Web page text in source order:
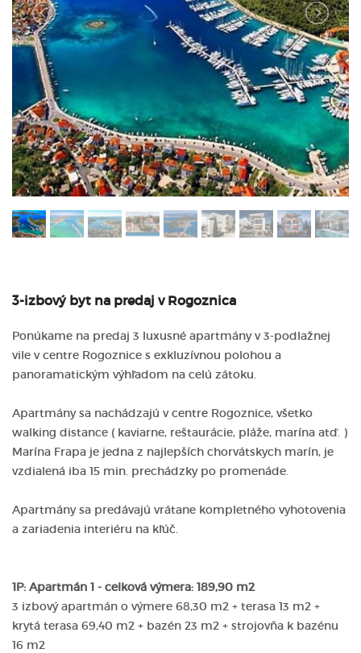
3-izbový byt na predaj v Rogoznica
Ponúkame na predaj 3 luxusné apartmány v 3-podlažnej
vile v centre Rogoznice s exkluzívnou polohou a
panoramatickým výhľadom na celú zátoku.
Apartmány sa nachádzajú v centre Rogoznice, všetko
walking distance ( kaviarne, reštaurácie, pláže, marína atď. )
Marína Frapa je jedna z najlepších chorvátskych marín, je
vzdialená iba 15 min. prechádzky po promenáde.
Apartmány sa predávajú vrátane kompletného vyhotovenia
a zariadenia interiéru na kľúč.
1P: Apartmán 1 - celková výmera: 189,90 m2
3 izbový apartmán o výmere 68,30 m2 + terasa 13 m2 +
krytá terasa 69,40 m2 + bazén 23 m2 + strojovňa k bazénu
16 m2